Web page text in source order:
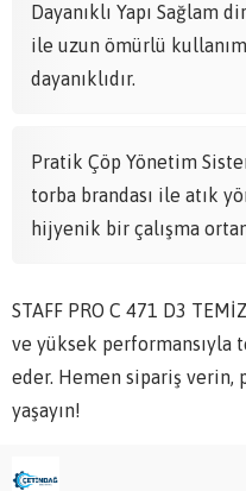
Dayanıklı Yapı Sağlam
ile uzun ömürlü
dayanıklıdır.
Pratik Çöp Yönetim
torba brandası ile atık
hijyenik bir çalışma
STAFF PRO C 471 D3
ve yüksek
eder. Hemen sipariş
yaşayın!